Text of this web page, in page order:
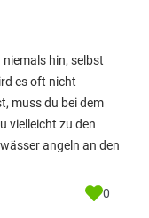
hin, selbst
es oft nicht
muss du bei dem
vielleicht zu den
angeln an den
0